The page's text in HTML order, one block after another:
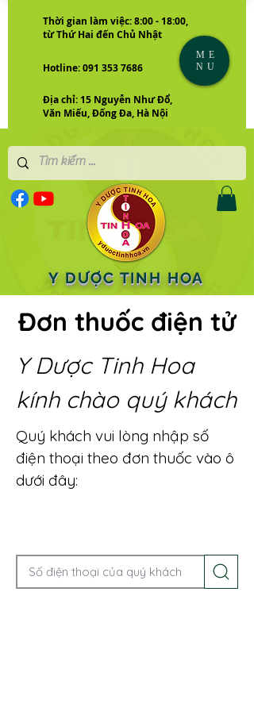
Thời gian làm việc: 8:00 - 18:00,
từ Thứ Hai đến Chủ Nhật
Hotline: 091 353 7686
Địa chỉ: 15 Nguyễn Như Đổ,
Văn Miếu, Đống Đa, Hà Nội
Y DƯỢC TINH HOA
ME
NU
Đơn thuốc điện tử
Y Dược Tinh Hoa
kính chào quý khách
Quý khách vui lòng nhập số
điện thoại theo đơn thuốc vào ô
dưới đây: